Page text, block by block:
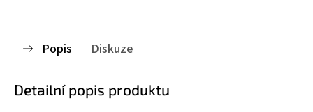
Popis Diskuze
Detailní popis produktu